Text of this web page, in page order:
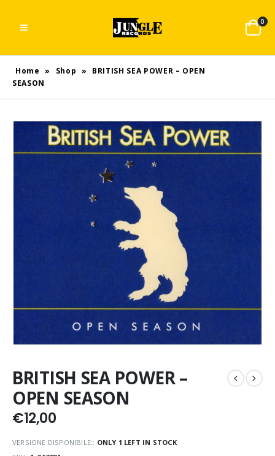
0
Home » Shop »
BRITISH SEA POWER – OPEN
SEASON
BRITISH SEA POWER –
OPEN SEASON
€12,00
VERSIONE DISPONIBILE:: ONLY 1 LEFT IN STOCK